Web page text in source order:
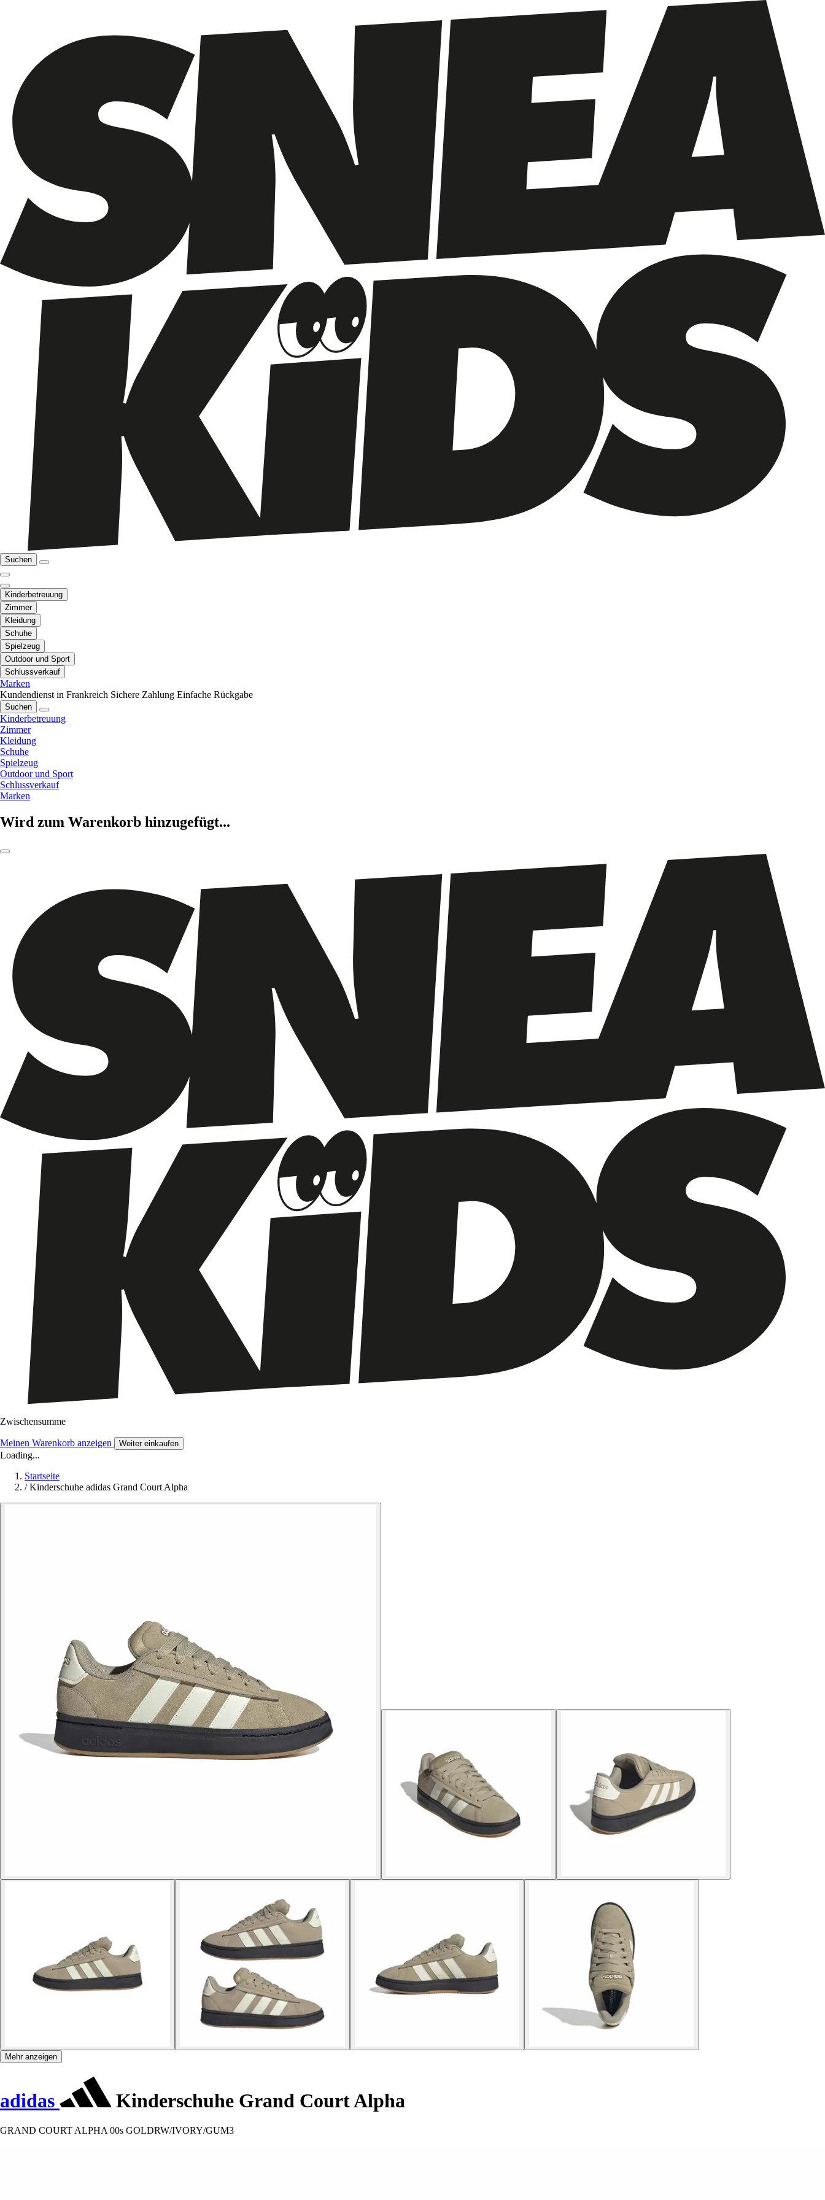
Suchen
Kinderbetreuung
Zimmer
Kleidung
Schuhe
Spielzeug
Outdoor und Sport
Schlussverkauf
Marken
Kundendienst in Frankreich Sichere Zahlung Einfache Rückgabe
Suchen
Kinderbetreuung
Zimmer
Kleidung
Schuhe
Spielzeug
Outdoor und Sport
Schlussverkauf
Marken
Wird zum Warenkorb hinzugefügt...
Zwischensumme
Meinen Warenkorb anzeigen Weiter einkaufen
Loading...
Startseite
/ Kinderschuhe adidas Grand Court Alpha
Mehr anzeigen
adidas Kinderschuhe Grand Court Alpha
GRAND COURT ALPHA 00s GOLDRW/IVORY/GUM3